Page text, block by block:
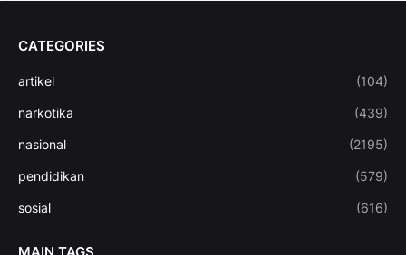
CATEGORIES
artikel (104)
narkotika (439)
nasional (2195)
pendidikan (579)
sosial (616)